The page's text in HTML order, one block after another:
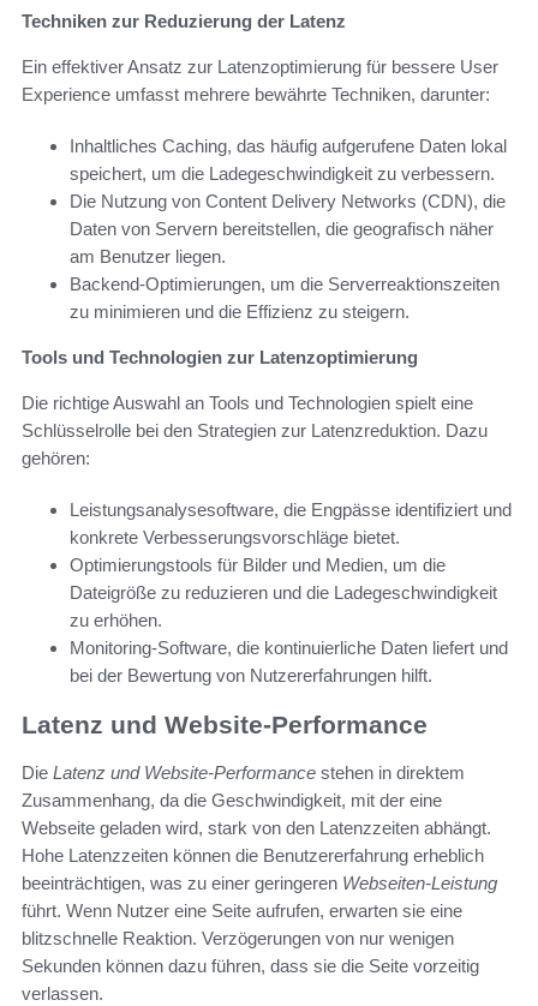
Techniken zur Reduzierung der Latenz
Ein effektiver Ansatz zur Latenzoptimierung für bessere User
Experience umfasst mehrere bewährte Techniken, darunter:
Inhaltliches Caching, das häufig aufgerufene Daten lokal
speichert, um die Ladegeschwindigkeit zu verbessern.
Die Nutzung von Content Delivery Networks (CDN), die
Daten von Servern bereitstellen, die geografisch näher
am Benutzer liegen.
Backend-Optimierungen, um die Serverreaktionszeiten
zu minimieren und die Effizienz zu steigern.
Tools und Technologien zur Latenzoptimierung
Die richtige Auswahl an Tools und Technologien spielt eine
Schlüsselrolle bei den Strategien zur Latenzreduktion. Dazu
gehören:
Leistungsanalysesoftware, die Engpässe identifiziert und
konkrete Verbesserungsvorschläge bietet.
Optimierungstools für Bilder und Medien, um die
Dateigröße zu reduzieren und die Ladegeschwindigkeit
zu erhöhen.
Monitoring-Software, die kontinuierliche Daten liefert und
bei der Bewertung von Nutzererfahrungen hilft.
Latenz und Website-Performance
Die Latenz und Website-Performance stehen in direktem
Zusammenhang, da die Geschwindigkeit, mit der eine
Webseite geladen wird, stark von den Latenzzeiten abhängt.
Hohe Latenzzeiten können die Benutzererfahrung erheblich
beeinträchtigen, was zu einer geringeren Webseiten-Leistung
führt. Wenn Nutzer eine Seite aufrufen, erwarten sie eine
blitzschnelle Reaktion. Verzögerungen von nur wenigen
Sekunden können dazu führen, dass sie die Seite vorzeitig
verlassen.